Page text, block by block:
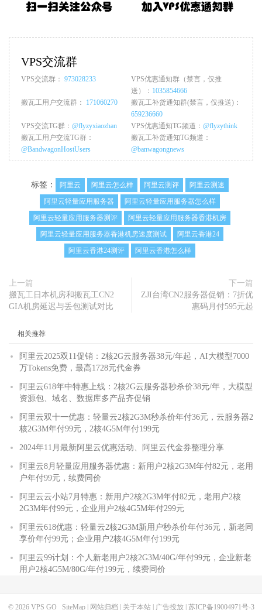
VPS交流群
VPS交流群： 973028233
VPS优惠通知群（禁言，仅推
送）： 1035854666
搬瓦工用户交流群： 171060270
搬瓦工补货通知群(禁言，仅推送)：
659236660
VPS交流TG群： @flyzyxiaozhan VPS优惠通知TG频道： @flyzythink
搬瓦工用户交流TG群：
@BandwagonHostUsers
搬瓦工补货通知TG频道：
@banwagongnews
标签： 阿里云 阿里云怎么样 阿里云测评
阿里云测速
阿里云轻量应用服务器
阿里云轻量应用服务器怎么样
阿里云轻量应用服务器测评
阿里云轻量应用服务器香港机房
阿里云轻量应用服务器香港机房速度测试
阿里云香港24
阿里云香港24测评
阿里云香港怎么样
上一篇
搬瓦工日本机房和搬瓦工CN2
GIA机房延迟与丢包测试对比
下一篇
ZJI台湾CN2服务器促销：7折优
惠码月付595元起
相关推荐
阿里云2025双11促销：2核2G云服务器38元/年起，AI大模型7000
万Tokens免费，最高1728元代金券
阿里云618年中特惠上线：2核2G云服务器秒杀价38元/年，大模型
资源包、域名、数据库多产品齐促销
阿里云双十一优惠：轻量云2核2G3M秒杀价年付36元，云服务器2
核2G3M年付99元，2核4G5M年付199元
2024年11月最新阿里云优惠活动、阿里云代金券整理分享
阿里云8月轻量应用服务器优惠：新用户2核2G3M年付82元，老用
户年付99元，续费同价
阿里云云小站7月特惠：新用户2核2G3M年付82元，老用户2核
2G3M年付99元，企业用户2核4G5M年付299元
阿里云618优惠：轻量云2核2G3M新用户秒杀价年付36元，新老同
享价年付99元；企业用户2核4G5M年付199元
阿里云99计划：个人新老用户2核2G3M/40G/年付99元，企业新老
用户2核4G5M/80G/年付199元，续费同价
© 2026 VPS GO SiteMap| 网站归档 关于本站| 广告投放| 苏ICP备19004971号-3